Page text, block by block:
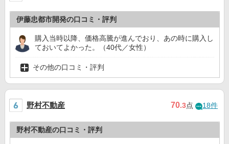
伊藤忠都市開発の口コミ・評判
購入当時以降、価格高騰が進んでおり、あの時に購入し
ておいてよかった。（40代／女性）
その他の口コミ・評判
野村不動産 70.3点 18件
野村不動産の口コミ・評判